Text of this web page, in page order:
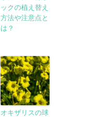
ックの植え替え
方法や注意点と
は？
オキザリスの球